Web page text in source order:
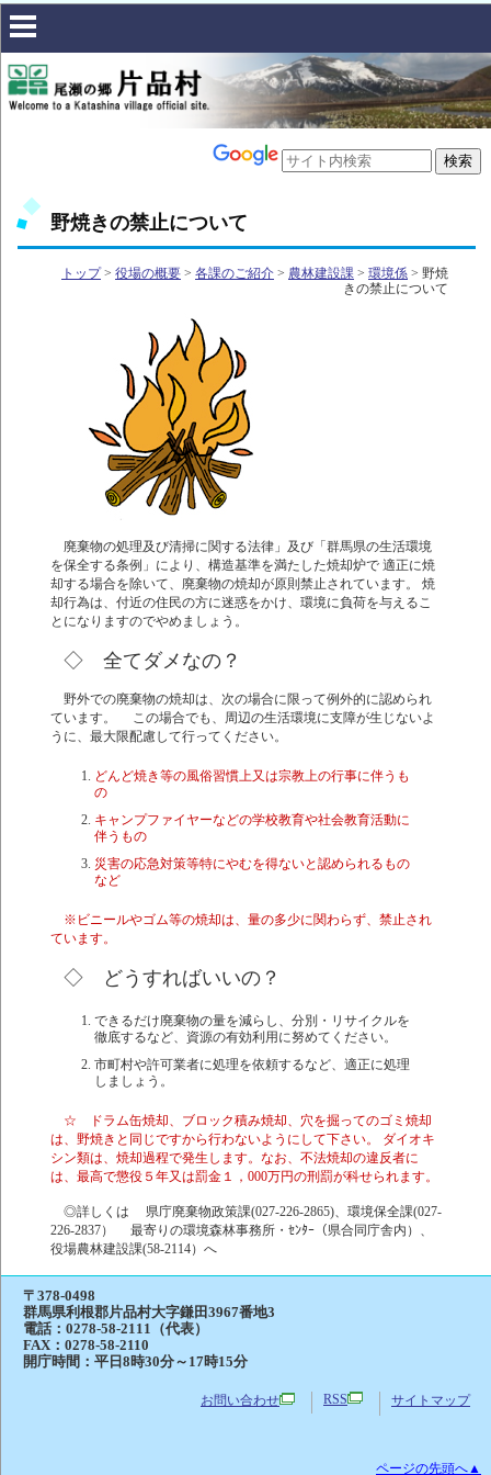
野焼きの禁止について
トップ> 役場の概要 > 各課のご紹介 > 農林建設課 > 環境係 > 野焼
きの禁止について
廃棄物の処理及び清掃に関する法律」及び「群馬県の生活環境
を保全する条例」により、構造基準を満たした焼却炉で 適正に焼
却する場合を除いて、廃棄物の焼却が原則禁止されています。 焼
却行為は、付近の住民の方に迷惑をかけ、環境に負荷を与えるこ
とになりますのでやめましょう。
◇ 全てダメなの？
野外での廃棄物の焼却は、次の場合に限って例外的に認められ
ています。 この場合でも、周辺の生活環境に支障が生じないよ
うに、最大限配慮して行ってください。
どんど焼き等の風俗習慣上又は宗教上の行事に伴うも
の
キャンプファイヤーなどの学校教育や社会教育活動に
伴うもの
災害の応急対策等特にやむを得ないと認められるもの
など
※ビニールやゴム等の焼却は、量の多少に関わらず、禁止され
ています。
◇ どうすればいいの？
できるだけ廃棄物の量を減らし、分別・リサイクルを
徹底するなど、資源の有効利用に努めてください。
市町村や許可業者に処理を依頼するなど、適正に処理
しましょう。
☆ ドラム缶焼却、ブロック積み焼却、穴を掘ってのゴミ焼却
は、野焼きと同じですから行わないようにして下さい。 ダイオキ
シン類は、焼却過程で発生します。なお、不法焼却の違反者に
は、最高で懲役５年又は罰金１，000万円の刑罰が科せられます。
◎詳しくは 県庁廃棄物政策課(027-226-2865)、環境保全課(027-
226-2837） 最寄りの環境森林事務所・ｾﾝﾀｰ（県合同庁舎内）、
役場農林建設課(58-2114）へ
〒378-0498
群馬県利根郡片品村大字鎌田3967番地3
電話： 0278-58-2111（代表）
FAX：0278-58-2110
開庁時間：平日8時30分～17時15分
お問い合わせ RSS サイトマップ
ページの先頭へ▲